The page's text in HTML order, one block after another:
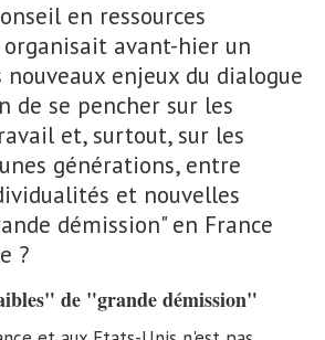
en ressources
avant-hier un
enjeux du dialogue
de se pencher sur les
et, surtout, sur les
générations, entre
et nouvelles
démission" en France
?
de "grande démission"